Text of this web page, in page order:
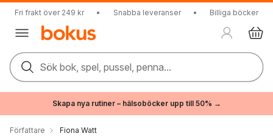
Fri frakt över 249 kr • Snabba leveranser • Billiga böcker
Sök bok, spel, pussel, penna...
Skapa nya rutiner – hälsoböcker upp till 50% →
Författare Fiona Watt